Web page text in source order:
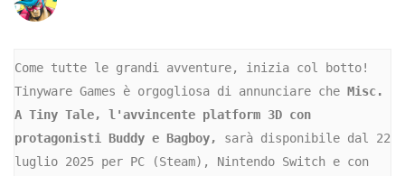
Come tutte le grandi avventure, inizia col botto!
Tinyware Games è orgogliosa di annunciare che Misc.
A Tiny Tale, l'avvincente platform 3D con
protagonisti Buddy e Bagboy,
sarà disponibile dal 22
luglio 2025 per PC (Steam), Nintendo Switch e con